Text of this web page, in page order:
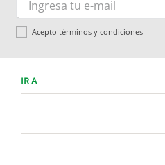
Acepto términos y condiciones
IR A